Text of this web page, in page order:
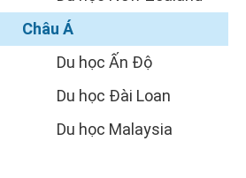
Châu Á
Du học Ấn Độ
Du học Đài Loan
Du học Malaysia